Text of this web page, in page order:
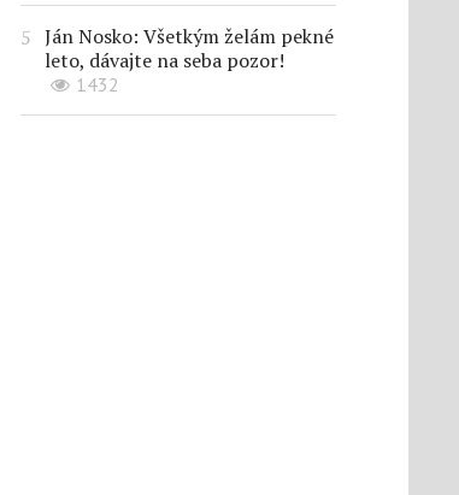
Ján Nosko: Všetkým želám pekné
leto, dávajte na seba pozor!
1432